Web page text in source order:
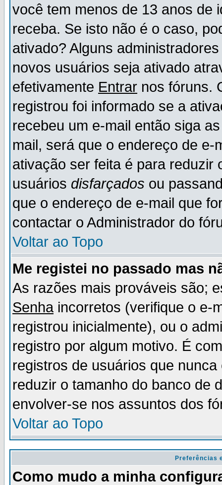
você tem menos de 13 anos de
receba. Se isto não é o caso,
ativado? Alguns
novos usuários seja ativado
efetivamente Entrar nos fóruns.
registrou foi informado se a
recebeu um e-mail então siga
mail, será que o endereço de
ativação ser feita é para reduzir
usuários disfarçados ou
que o endereço de e-mail que
contactar o Administrador do
Voltar ao Topo
Me registei no passado mas
As razões mais prováveis são;
Senhaincorretos (verifique o e-
registrou inicialmente), ou o
registro por algum motivo. É
registros de usuários que
reduzir o tamanho do banco de
envolver-se nos assuntos dos
Voltar ao Topo
Preferências
Como mudo a minha